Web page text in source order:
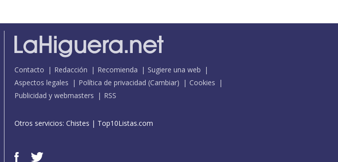
Contacto Redacción Recomienda
Sugiere una web
Aspectos legales
Política de privacidad (Cambiar)
Cookies
Publicidad y webmasters
RSS
Otros servicios: Chistes | Top10Listas.com